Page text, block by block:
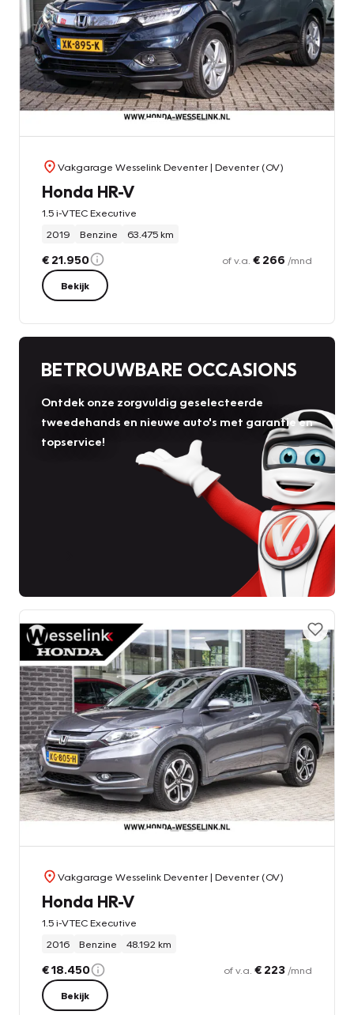
Vakgarage Wesselink Deventer| Deventer (OV)
Honda HR-V
1.5 i-VTEC Executive
2019
Benzine 63.475 km
€ 21.950 of v.a. € 266 /mnd
Bekijk
BETROUWBARE OCCASIONS
Ontdek onze zorgvuldig geselecteerde
tweedehands en nieuwe auto's met garantie en
topservice!
Vakgarage Wesselink Deventer| Deventer (OV)
Honda HR-V
1.5 i-VTEC Executive
2016
Benzine 48.192 km
€ 18.450 of v.a. € 223 /mnd
Bekijk